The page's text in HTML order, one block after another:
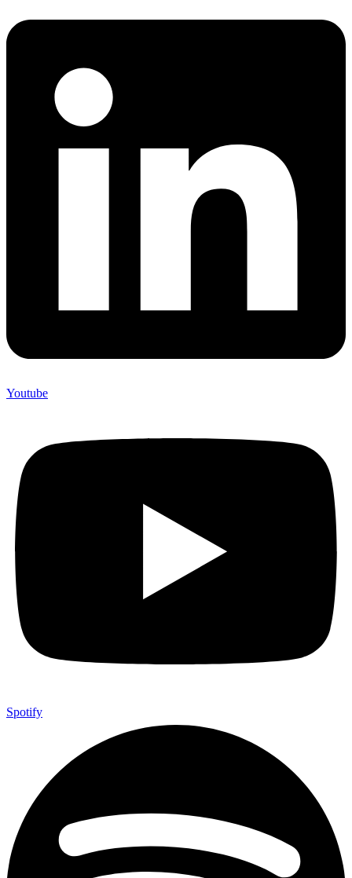
Youtube
Spotify